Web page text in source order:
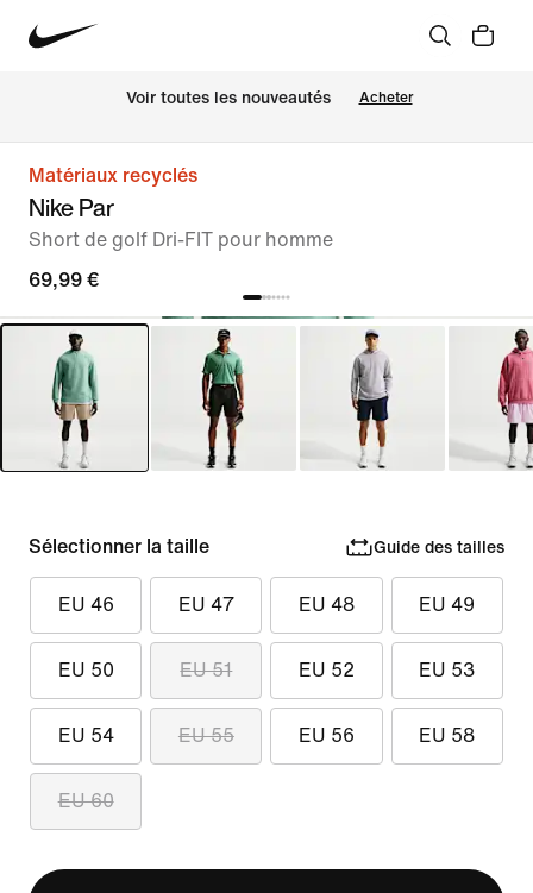
Voir toutes les nouveautés Acheter
Matériaux recyclés
Nike Par
Short de golf Dri-FIT pour homme
69,99 €
Sélectionner la taille Guide des tailles
EU 46 EU 47 EU 48 EU 49
EU 50 EU 51 EU 52 EU 53
EU 54 EU 55 EU 56 EU 58
EU 60